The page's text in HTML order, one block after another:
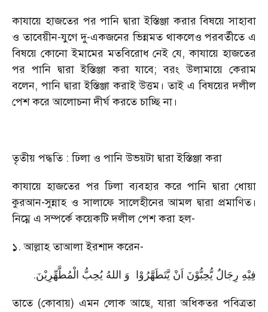
কাযায়ে হাজতের পর পানি দ্বারা ইস্তিঞ্জা করার বিষয়ে সাহাবা
ও তাবেয়ীন-যুগে দু-একজনের ভিন্নমত থাকলেও পরবর্তীতে এ
বিষয়ে কোনো ইমামের মতবিরোধ নেই যে, কাযায়ে হাজতের
পর পানি দ্বারা ইস্তিঞ্জা করা যাবে; বরং উলামায়ে কেরাম
বলেন, পানি দ্বারা ইস্তিঞ্জা করাই উত্তম। তাই এ বিষয়ের দলীল
পেশ করে আলোচনা দীর্ঘ করতে চাচ্ছি না।
তৃতীয় পদ্ধতি : ঢিলা ও পানি উভয়টা দ্বারা ইস্তিঞ্জা করা
কাযায়ে হাজতের পর ঢিলা ব্যবহার করে পানি দ্বারা ধোয়া
কুরআন-সুন্নাহ ও সালাফে সালেহীনের আমল দ্বারা প্রমাণিত।
নিম্নে এ সম্পর্কে কয়েকটি দলীল পেশ করা হল-
১. আল্লাহ তাআলা ইরশাদ করেন-
فِیْهِ رِجَالٌ یُّحِبُّوْنَ اَنْ یَّتَطَهَّرُوْا وَ اللهُ یُحِبُّ الْمُطَّهِّرِیْنَ.
তাতে (কোবায়) এমন লোক আছে, যারা অধিকতর পবিত্রতা